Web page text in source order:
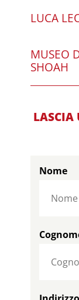
LUCA
MUSEO
SHOAH
LASCIA
Nome